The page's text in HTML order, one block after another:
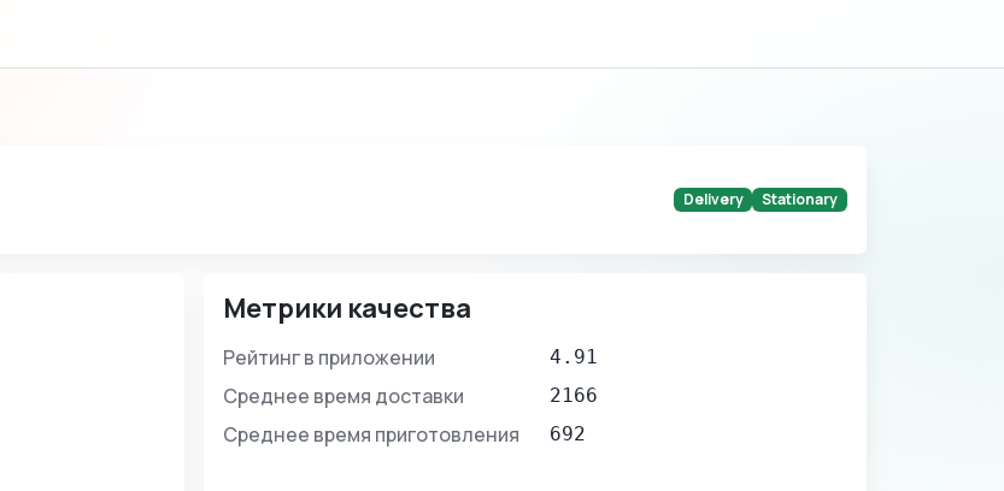
Delivery Stationary
Метрики качества
Рейтинг в приложении 4.91
Среднее время доставки 2166
Среднее время приготовления 692